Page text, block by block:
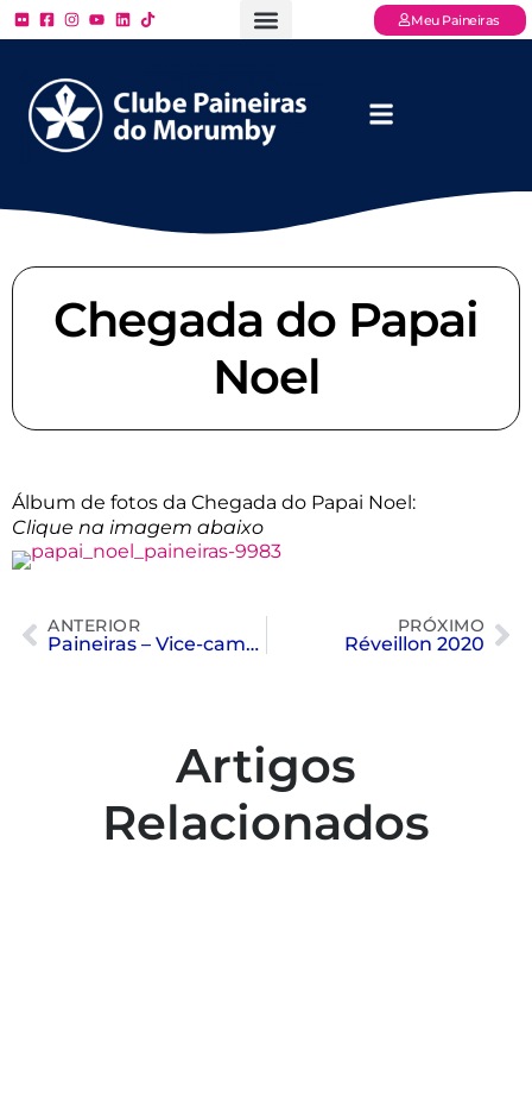
Meu Paineiras
Chegada do Papai
Noel
Álbum de fotos da Chegada do Papai Noel:
Clique na imagem abaixo
ANTERIOR
Paineiras – Vice-campeão de Polo Aquático feminino
PRÓXIMO
Réveillon 2020
Artigos
Relacionados